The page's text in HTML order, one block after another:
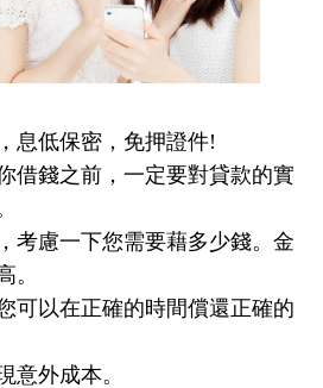
息低保密，免押證件!
借錢之前，一定要對貸款的實
考慮一下您需要藉多少錢。金
。
可以在正確的時間償還正確的
意外成本。